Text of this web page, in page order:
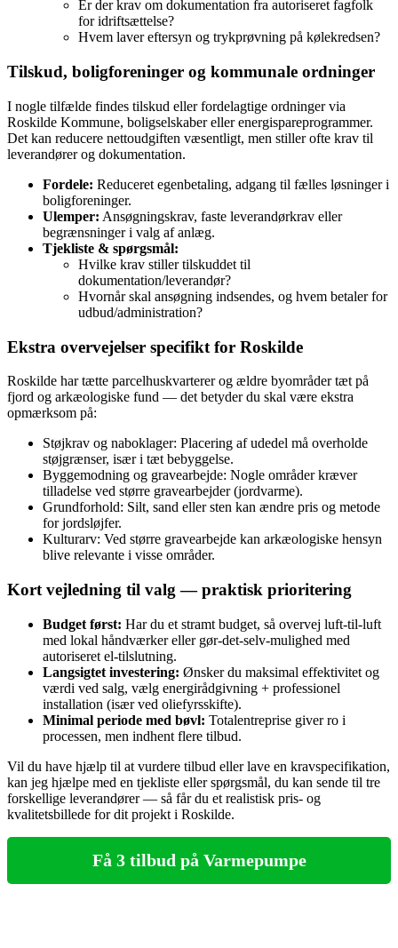
Er der krav om dokumentation fra autoriseret fagfolk
for idriftsættelse?
Hvem laver eftersyn og trykprøvning på kølekredsen?
Tilskud, boligforeninger og kommunale ordninger
I nogle tilfælde findes tilskud eller fordelagtige ordninger via
Roskilde Kommune, boligselskaber eller energispareprogrammer.
Det kan reducere nettoudgiften væsentligt, men stiller ofte krav til
leverandører og dokumentation.
Fordele: Reduceret egenbetaling, adgang til fælles løsninger i
boligforeninger.
Ulemper: Ansøgningskrav, faste leverandørkrav eller
begrænsninger i valg af anlæg.
Tjekliste & spørgsmål:
Hvilke krav stiller tilskuddet til
dokumentation/leverandør?
Hvornår skal ansøgning indsendes, og hvem betaler for
udbud/administration?
Ekstra overvejelser specifikt for Roskilde
Roskilde har tætte parcelhuskvarterer og ældre byområder tæt på
fjord og arkæologiske fund — det betyder du skal være ekstra
opmærksom på:
Støjkrav og naboklager: Placering af udedel må overholde
støjgrænser, især i tæt bebyggelse.
Byggemodning og gravearbejde: Nogle områder kræver
tilladelse ved større gravearbejder (jordvarme).
Grundforhold: Silt, sand eller sten kan ændre pris og metode
for jordsløjfer.
Kulturarv: Ved større gravearbejde kan arkæologiske hensyn
blive relevante i visse områder.
Kort vejledning til valg — praktisk prioritering
Budget først: Har du et stramt budget, så overvej luft‑til‑luft
med lokal håndværker eller gør‑det‑selv‑mulighed med
autoriseret el‑tilslutning.
Langsigtet investering: Ønsker du maksimal effektivitet og
værdi ved salg, vælg energirådgivning + professionel
installation (især ved oliefyrsskifte).
Minimal periode med bøvl: Totalentreprise giver ro i
processen, men indhent flere tilbud.
Vil du have hjælp til at vurdere tilbud eller lave en kravspecifikation,
kan jeg hjælpe med en tjekliste eller spørgsmål, du kan sende til tre
forskellige leverandører — så får du et realistisk pris- og
kvalitetsbillede for dit projekt i Roskilde.
Få 3 tilbud på Varmepumpe